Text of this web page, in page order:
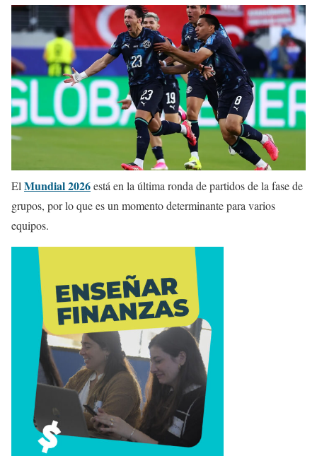
El Mundial 2026está en la última ronda de partidos de la fase de
grupos, por lo que es un momento determinante para varios
equipos.